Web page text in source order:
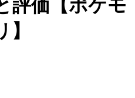
評価【ポケモ